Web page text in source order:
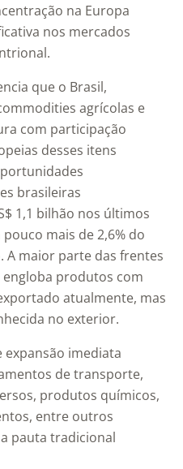
na Europa
nos mercados
que o Brasil,
agrícolas e
com participação
desses itens
brasileiras
1,1 bilhão nos últimos
mais de 2,6% do
maior parte das frentes
produtos com
atualmente, mas
no exterior.
imediata
de transporte,
produtos químicos,
entre outros
pauta tradicional